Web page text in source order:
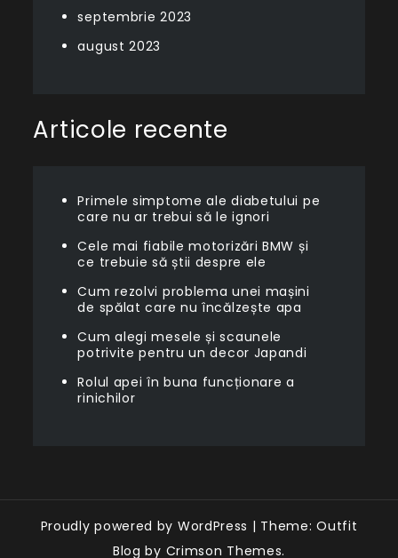
septembrie 2023
august 2023
Articole recente
Primele simptome ale diabetului pe
care nu ar trebui să le ignori
Cele mai fiabile motorizări BMW și
ce trebuie să știi despre ele
Cum rezolvi problema unei mașini
de spălat care nu încălzește apa
Cum alegi mesele și scaunele
potrivite pentru un decor Japandi
Rolul apei în buna funcționare a
rinichilor
Proudly powered by WordPress | Theme: Outfit
Blog by Crimson Themes.